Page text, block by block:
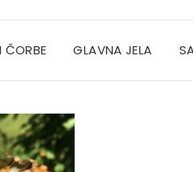
ČORBE GLAVNA JELA